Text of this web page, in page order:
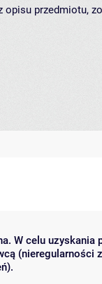
opisu przedmiotu,
W celu
(nieregularności